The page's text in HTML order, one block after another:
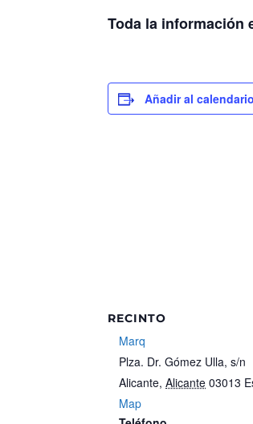
Toda la información
Añadir al calendario
RECINTO
Marq
Plza. Dr. Gómez Ulla, s/n
Alicante, Alicante 03013
Map